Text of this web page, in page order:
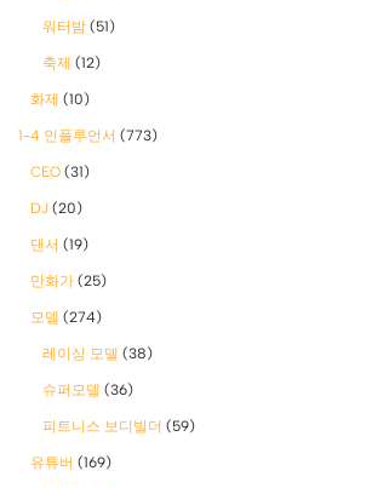
워터밤 (51)
축제 (12)
화제 (10)
1-4 인플루언서 (773)
CEO (31)
DJ (20)
댄서 (19)
만화가 (25)
모델 (274)
레이싱 모델 (38)
슈퍼모델 (36)
피트니스 보디빌더 (59)
유튜버 (169)